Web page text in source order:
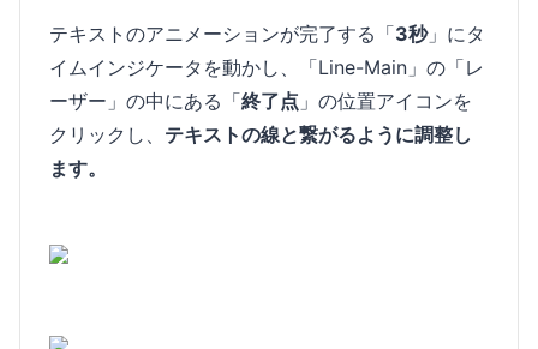
テキストのアニメーションが完了する「3秒」にタ
イムインジケータを動かし、「Line-Main」の「レ
ーザー」の中にある「終了点 」の位置アイコンを
クリックし、 テキストの線と繋がるように調整し
ます。